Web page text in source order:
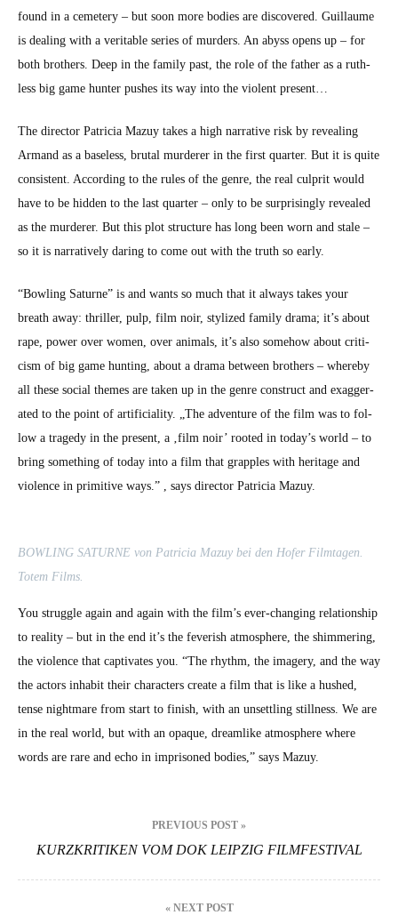
found in a ceme­tery – but soon more bod­ies are dis­cov­ered. Guil­laume
is deal­ing with a ver­i­ta­ble series of mur­ders. An abyss opens up – for
both broth­ers. Deep in the fam­i­ly past, the role of the father as a ruth­
less big game hunter push­es its way into the vio­lent present…
The direc­tor Patri­cia Mazuy takes a high nar­ra­tive risk by reveal­ing
Armand as a base­less, bru­tal mur­der­er in the first quar­ter. But it is quite
con­sis­tent. Accord­ing to the rules of the genre, the real cul­prit would
have to be hid­den to the last quar­ter – only to be sur­pris­ing­ly revealed
as the mur­der­er. But this plot struc­ture has long been worn and stale –
so it is nar­ra­tive­ly dar­ing to come out with the truth so ear­ly.
“Bowl­ing Sat­urne” is and wants so much that it always takes your
breath away: thriller, pulp, film noir, styl­ized fam­i­ly dra­ma; it’s about
rape, pow­er over women, over ani­mals, it’s also some­how about crit­i­
cism of big game hunt­ing, about a dra­ma between broth­ers – where­by
all these social themes are tak­en up in the genre con­struct and exag­ger­
at­ed to the point of arti­fi­cial­i­ty. „The adven­ture of the film was to fol­
low a tragedy in the present, a ‚film noir’ root­ed in today’s world – to
bring some­thing of today into a film that grap­ples with her­itage and
vio­lence in prim­i­tive ways.” , says direc­tor Patri­cia Mazuy.
BOWLING SATURNE von Patri­cia Mazuy bei den Hofer Film­ta­gen.
Totem Films.
You strug­gle again and again with the film’s ever-chang­ing rela­tion­ship
to real­i­ty – but in the end it’s the fever­ish atmos­phere, the shim­mer­ing,
the vio­lence that cap­ti­vates you. “The rhythm, the imagery, and the way
the actors inhab­it their char­ac­ters cre­ate a film that is like a hushed,
tense night­mare from start to fin­ish, with an unset­tling still­ness. We are
in the real world, but with an opaque, dream­like atmos­phere where
words are rare and echo in impris­oned bod­ies,” says Mazuy.
PREVIOUS POST »
KURZKRITIKEN VOM DOK LEIPZIG FILMFESTIVAL
« NEXT POST